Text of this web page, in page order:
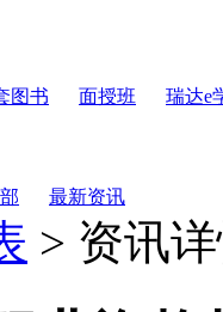
图书 面授班
瑞达e
最新资讯
> 资讯